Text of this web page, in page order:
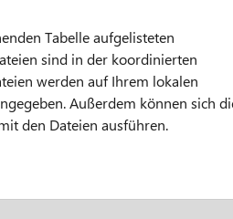
Tabelle aufgelisteten
sind in der koordinierten
werden auf Ihrem lokalen
Außerdem können sich
den Dateien ausführen.